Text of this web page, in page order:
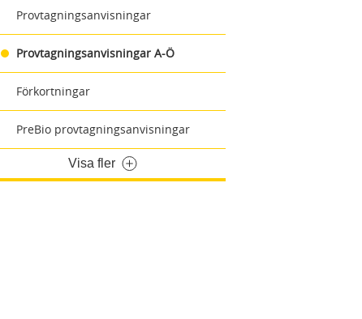
Provtagningsanvisningar
Provtagningsanvisningar A-Ö
Förkortningar
PreBio provtagningsanvisningar
Visa fler